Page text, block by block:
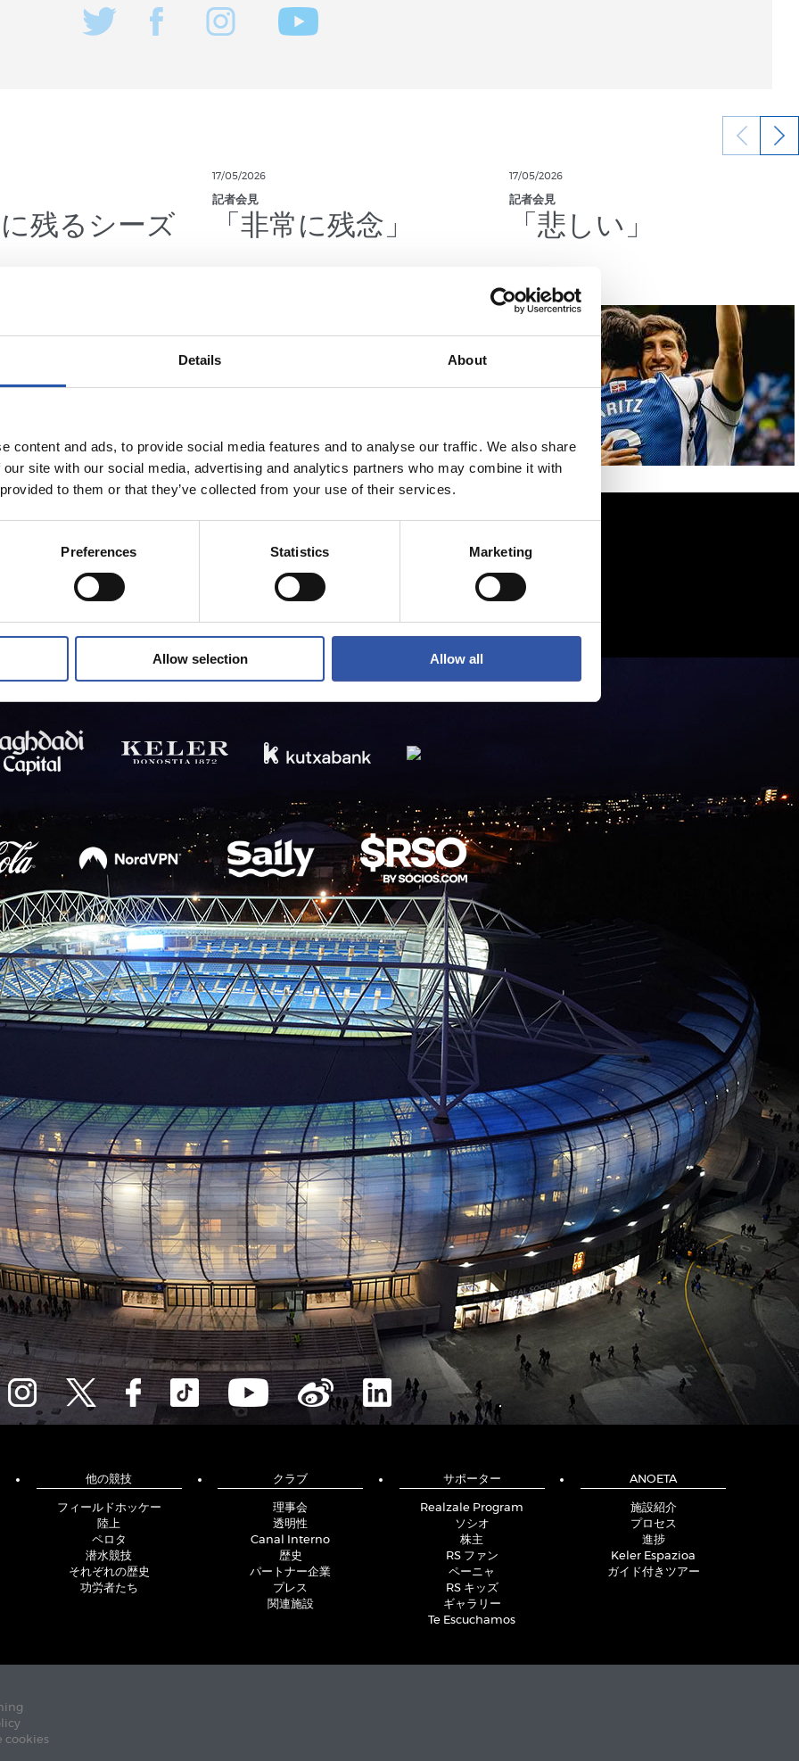
Details About
content and ads, to provide social media features and to analyse our traffic. We also share
site with our social media, advertising and analytics partners who may combine it with
to them or that they’ve collected from your use of their services.
Preferences Statistics Marketing
Allow selection Allow all
残るシーズ
17/05/2026
記者会見
「非常に残念」
17/05/2026
記者会見
「悲しい」
他の競技
フィールドホッケー
陸上
ペロタ
潜水競技
それぞれの歴史
功労者たち
クラブ
理事会
透明性
Canal Interno
歴史
パートナー企業
プレス
関連施設
サポーター
Realzale Program
ソシオ
株主
RS ファン
ペーニャ
RS キッズ
ギャラリー
Te Escuchamos
ANOETA
施設紹介
プロセス
進捗
Keler Espazioa
ガイド付きツアー
cookies